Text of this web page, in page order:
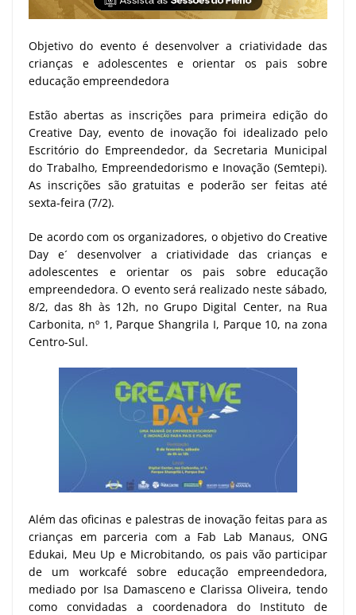
Objetivo do evento é desenvolver a criatividade das
crianças e adolescentes e orientar os pais sobre
educação empreendedora
Estão abertas as inscrições para primeira edição do
Creative Day, evento de inovação foi idealizado pelo
Escritório do Empreendedor, da Secretaria Municipal
do Trabalho, Empreendedorismo e Inovação (Semtepi).
As inscrições são gratuitas e poderão ser feitas até
sexta-feira (7/2).
De acordo com os organizadores, o objetivo do Creative
Day e´ desenvolver a criatividade das crianças e
adolescentes e orientar os pais sobre educação
empreendedora. O evento será realizado neste sábado,
8/2, das 8h às 12h, no Grupo Digital Center, na Rua
Carbonita, nº 1, Parque Shangrila I, Parque 10, na zona
Centro-Sul.
Além das oficinas e palestras de inovação feitas para as
crianças em parceria com a Fab Lab Manaus, ONG
Edukai, Meu Up e Microbitando, os pais vão participar
de um workcafé sobre educação empreendedora,
mediado por Isa Damasceno e Clarissa Oliveira, tendo
como convidadas a coordenadora do Instituto de